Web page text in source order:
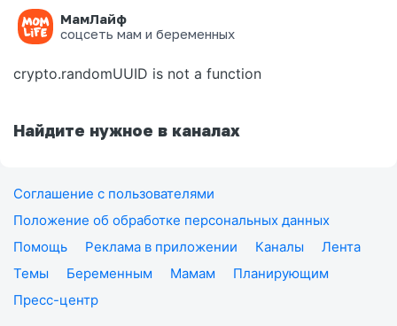
МамЛайф
соцсеть мам и беременных
Ошибка на странице
crypto.randomUUID is not a function
Найдите нужное в каналах
Соглашение с пользователями
Положение об обработке персональных данных
Помощь
Реклама в приложении Каналы
Лента
Темы
Беременным Мамам
Планирующим
Пресс-центр